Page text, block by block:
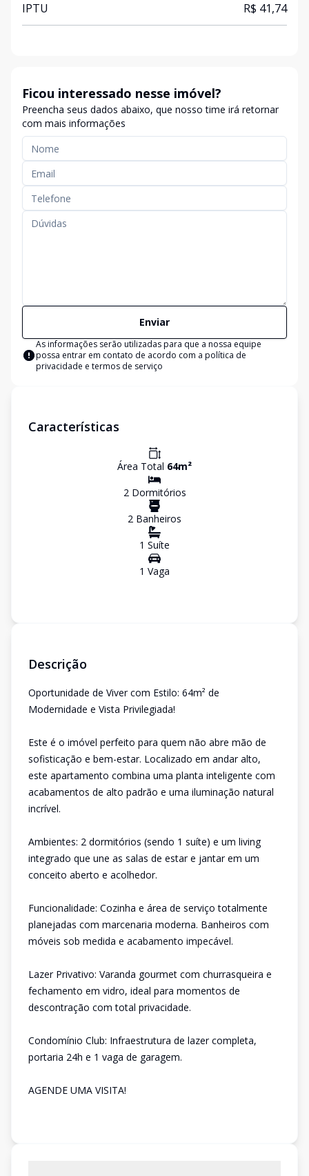
IPTU R$ 41,74
Ficou interessado nesse imóvel?
Preencha seus dados abaixo, que nosso time irá retornar
com mais informações
Enviar
As informações serão utilizadas para que a nossa equipe
possa entrar em contato de acordo com a política de
privacidade e termos de serviço
Características
Área Total 64m²
2Dormitórios
2 Banheiros
1 Suíte
1 Vaga
Descrição
Oportunidade de Viver com Estilo: 64m² de
Modernidade e Vista Privilegiada!
Este é o imóvel perfeito para quem não abre mão de
sofisticação e bem-estar. Localizado em andar alto,
este apartamento combina uma planta inteligente com
acabamentos de alto padrão e uma iluminação natural
incrível.
Ambientes: 2 dormitórios (sendo 1 suíte) e um living
integrado que une as salas de estar e jantar em um
conceito aberto e acolhedor.
Funcionalidade: Cozinha e área de serviço totalmente
planejadas com marcenaria moderna. Banheiros com
móveis sob medida e acabamento impecável.
Lazer Privativo: Varanda gourmet com churrasqueira e
fechamento em vidro, ideal para momentos de
descontração com total privacidade.
Condomínio Club: Infraestrutura de lazer completa,
portaria 24h e 1 vaga de garagem.
AGENDE UMA VISITA!